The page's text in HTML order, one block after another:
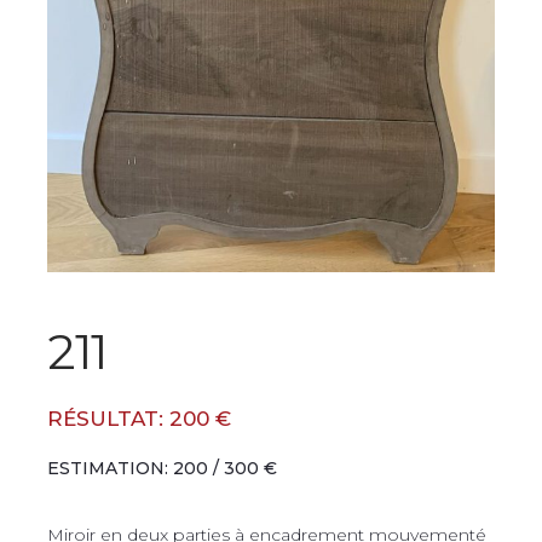
211
RÉSULTAT: 200 €
ESTIMATION: 200 / 300 €
Miroir en deux parties à encadrement mouvementé